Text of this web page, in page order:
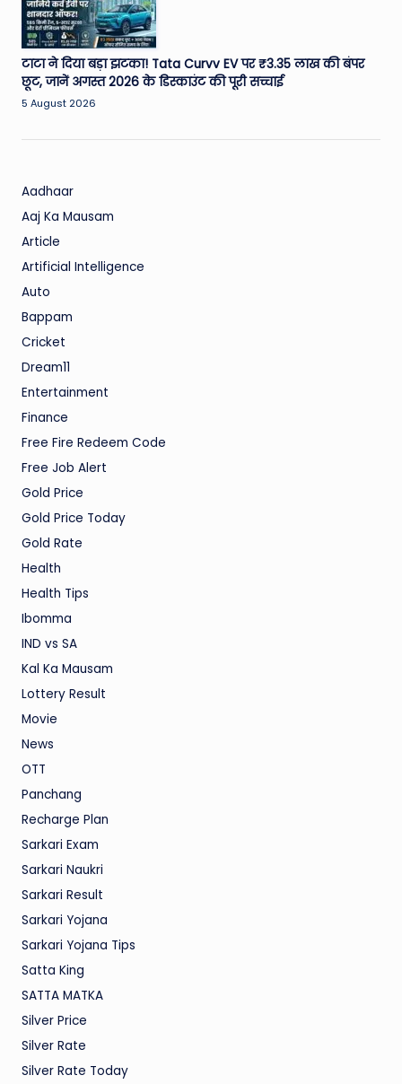
टाटा ने दिया बड़ा झटका! Tata Curvv EV पर ₹3.35 लाख की बंपर
छूट, जानें अगस्त 2026 के डिस्काउंट की पूरी सच्चाई
5 August 2026
Aadhaar
Aaj Ka Mausam
Article
Artificial Intelligence
Auto
Bappam
Cricket
Dream11
Entertainment
Finance
Free Fire Redeem Code
Free Job Alert
Gold Price
Gold Price Today
Gold Rate
Health
Health Tips
Ibomma
IND vs SA
Kal Ka Mausam
Lottery Result
Movie
News
OTT
Panchang
Recharge Plan
Sarkari Exam
Sarkari Naukri
Sarkari Result
Sarkari Yojana
Sarkari Yojana Tips
Satta King
SATTA MATKA
Silver Price
Silver Rate
Silver Rate Today